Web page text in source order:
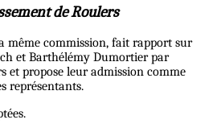
de Roulers
même commission, fait rapport sur
et Barthélémy Dumortier par
et propose leur admission comme
représentants.